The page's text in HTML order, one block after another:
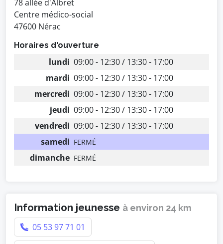
78 allée d'Albret
Centre médico-social
47600 Nérac
Horaires d'ouverture
lundi 09:00 - 12:30 / 13:30 - 17:00
mardi 09:00 - 12:30 / 13:30 - 17:00
mercredi 09:00 - 12:30 / 13:30 - 17:00
jeudi 09:00 - 12:30 / 13:30 - 17:00
vendredi 09:00 - 12:30 / 13:30 - 17:00
samedi FERMÉ
dimanche FERMÉ
Information jeunesse à environ 24 km
05 53 97 71 01